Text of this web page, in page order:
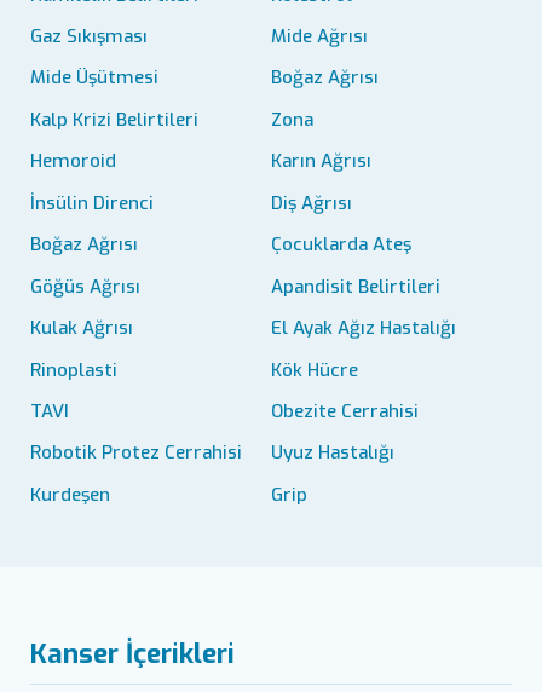
Gaz Sıkışması
Mide Ağrısı
Mide Üşütmesi
Boğaz Ağrısı
Kalp Krizi Belirtileri
Zona
Hemoroid
Karın Ağrısı
İnsülin Direnci
Diş Ağrısı
Boğaz Ağrısı
Çocuklarda Ateş
Göğüs Ağrısı
Apandisit Belirtileri
Kulak Ağrısı
El Ayak Ağız Hastalığı
Rinoplasti
Kök Hücre
TAVI
Obezite Cerrahisi
Robotik Protez Cerrahisi
Uyuz Hastalığı
Kurdeşen
Grip
Kanser İçerikleri